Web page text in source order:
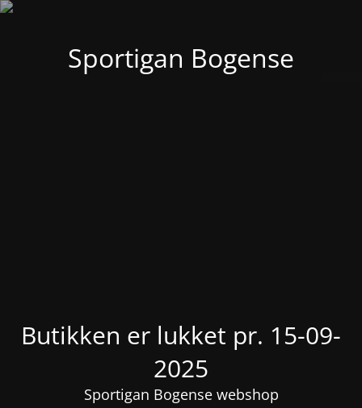
Sportigan Bogense
Butikken er lukket pr. 15-09-
2025
Sportigan Bogense webshop